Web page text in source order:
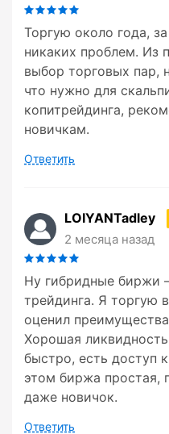
Торгую около года,
никаких проблем. Из
выбор торговых пар,
что нужно для
копитрейдинга,
новичкам.
Ответить
LOIYANTadley
2 месяца назад
Ну гибридные биржи
трейдинга. Я торгую
оценил
Хорошая
быстро, есть доступ
этом биржа простая,
даже новичок.
Ответить